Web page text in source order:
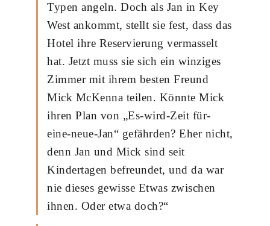
Typen angeln. Doch als Jan in Key
West ankommt, stellt sie fest, dass das
Hotel ihre Reservierung vermasselt
hat. Jetzt muss sie sich ein winziges
Zimmer mit ihrem besten Freund
Mick McKenna teilen. Könnte Mick
ihren Plan von „Es-wird-Zeit für-
eine-neue-Jan“ gefährden? Eher nicht,
denn Jan und Mick sind seit
Kindertagen befreundet, und da war
nie dieses gewisse Etwas zwischen
ihnen. Oder etwa doch?“